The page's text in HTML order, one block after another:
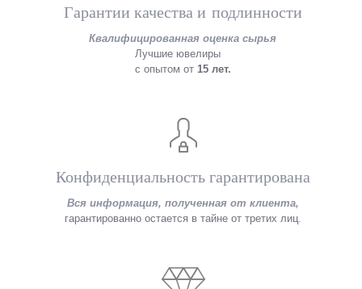
Гарантии качества и подлинности
Квалифицированная оценка сырья
Лучшие ювелиры
с опытом от 15 лет.
Конфиденциальность гарантирована
Вся информация, полученная от клиента,
гарантированно остается в тайне от третих лиц.